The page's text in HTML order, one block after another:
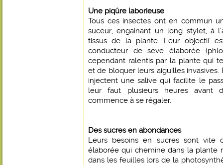
Une piqûre laborieuse
Tous ces insectes ont en commun
suceur, engainant un long stylet, à
tissus de la plante. Leur objectif
conducteur de sève élaborée
cependant ralentis par la plante qui
et de bloquer leurs aiguilles invasives.
injectent une salive qui facilite le
leur faut plusieurs heures avant
commence à se régaler.
Des sucres en abondances
Leurs besoins en sucres sont vite
élaborée qui chemine dans la plante
dans les feuilles lors de la